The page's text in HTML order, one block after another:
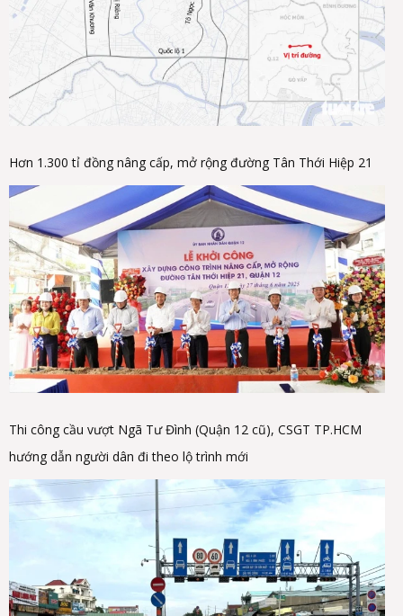
Hơn 1.300 tỉ đồng nâng cấp, mở rộng đường Tân Thới Hiệp 21
Thi công cầu vượt Ngã Tư Đình (Quận 12 cũ), CSGT TP.HCM
hướng dẫn người dân đi theo lộ trình mới